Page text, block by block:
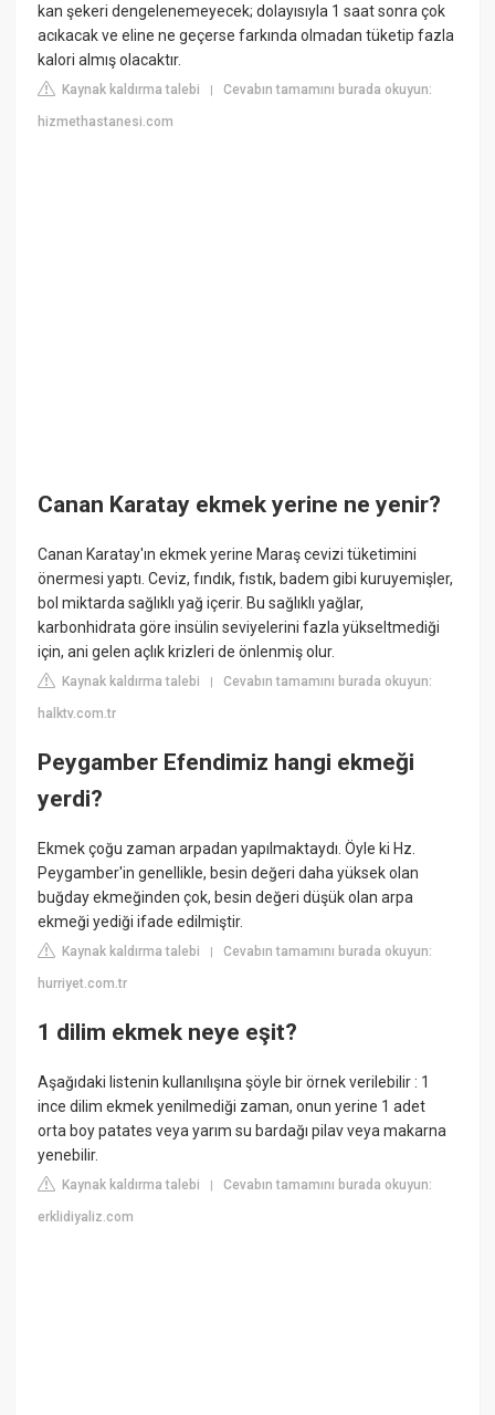
kan şekeri dengelenemeyecek; dolayısıyla 1 saat sonra çok
acıkacak ve eline ne geçerse farkında olmadan tüketip fazla
kalori almış olacaktır.
Kaynak kaldırma talebi |Cevabın tamamını burada okuyun:
hizmethastanesi.com
Canan Karatay ekmek yerine ne yenir?
Canan Karatay'ın ekmek yerine Maraş cevizi tüketimini
önermesi yaptı. Ceviz, fındık, fıstık, badem gibi kuruyemişler,
bol miktarda sağlıklı yağ içerir. Bu sağlıklı yağlar,
karbonhidrata göre insülin seviyelerini fazla yükseltmediği
için, ani gelen açlık krizleri de önlenmiş olur.
Kaynak kaldırma talebi |Cevabın tamamını burada okuyun:
halktv.com.tr
Peygamber Efendimiz hangi ekmeği
yerdi?
Ekmek çoğu zaman arpadan yapılmaktaydı. Öyle ki Hz.
Peygamber'in genellikle, besin değeri daha yüksek olan
buğday ekmeğinden çok, besin değeri düşük olan arpa
ekmeği yediği ifade edilmiştir.
Kaynak kaldırma talebi |Cevabın tamamını burada okuyun:
hurriyet.com.tr
1 dilim ekmek neye eşit?
Aşağıdaki listenin kullanılışına şöyle bir örnek verilebilir : 1
ince dilim ekmek yenilmediği zaman, onun yerine 1 adet
orta boy patates veya yarım su bardağı pilav veya makarna
yenebilir.
Kaynak kaldırma talebi |Cevabın tamamını burada okuyun:
erklidiyaliz.com